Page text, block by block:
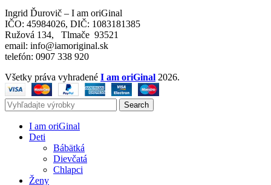
Ingrid Ďurovič – I am oriGinal
IČO: 45984026, DIČ: 1083181385
Ružová 134, Tlmače 93521
email: info@iamoriginal.sk
telefón: 0907 338 920
Všetky práva vyhradené I am oriGinal 2026.
Search
I am oriGinal
Deti
Bábätká
Dievčatá
Chlapci
Ženy